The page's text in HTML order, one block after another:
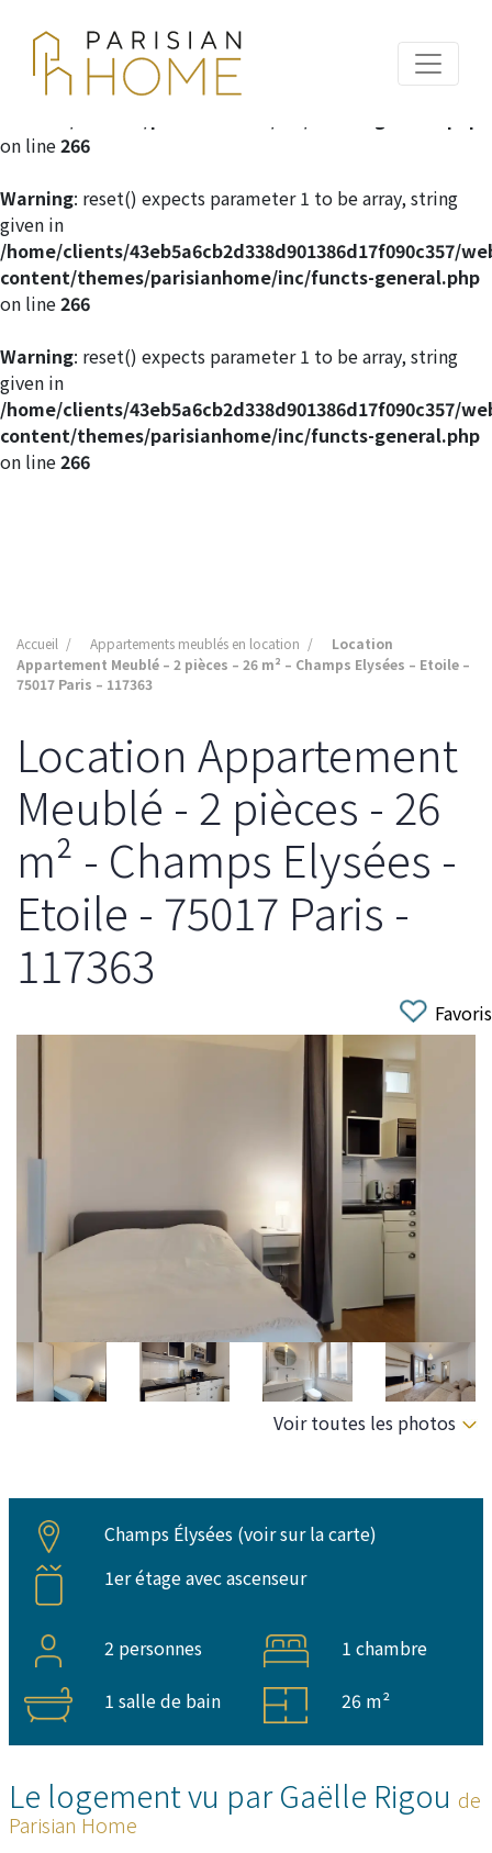
Warning
: reset() expects parameter 1 to be array, string
given in
/home/clients/43eb5a6cb2d338d901386d17f090c357/
on line266
Warning: reset() expects parameter 1 to be array, string
given in
/home/clients/43eb5a6cb2d338d901386d17f090c357/
content/themes/parisianhome/inc/functs-general.php
on line266
Warning: reset() expects parameter 1 to be array, string
given in
/home/clients/43eb5a6cb2d338d901386d17f090c357/
content/themes/parisianhome/inc/functs-general.php
on line266
Accueil Appartements meublés en location
Location
Appartement Meublé – 2 pièces – 26 m² – Champs Elysées – Etoile –
75017 Paris – 117363
Location Appartement
Meublé - 2 pièces - 26
m² - Champs Elysées -
Etoile - 75017 Paris -
117363
Favoris
Voir toutes les photos
Champs Élysées (voir sur la carte)
1er étage avec ascenseur
2 personnes
1 chambre
1 salle de bain
26 m²
Le logement vu par Gaëlle Rigou de
Parisian Home